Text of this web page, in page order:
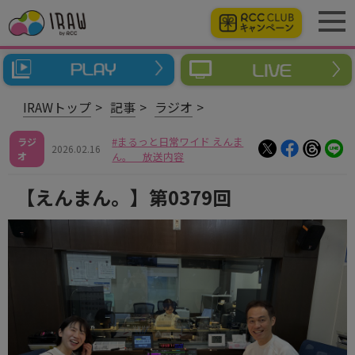
IRAWトップ 記事 ラジオ
ラジ
オ
2026.02.16
まるっと日常ワイド えんま
ん。 放送内容
【えんまん。】第0379回